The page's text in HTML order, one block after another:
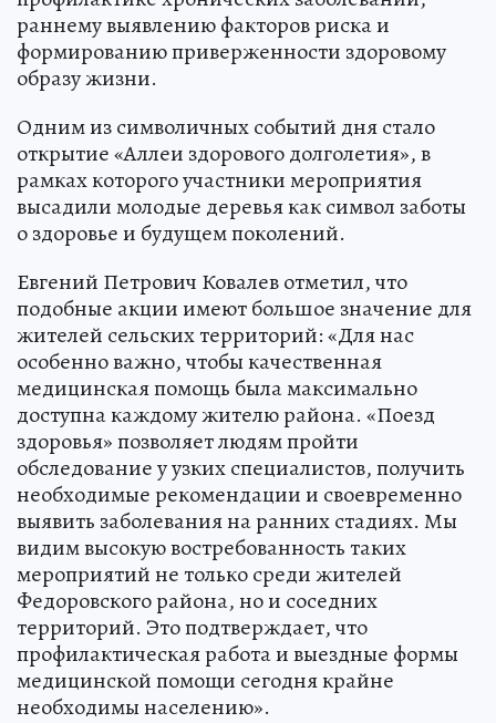
раннему выявлению факторов риска и
формированию приверженности здоровому
образу жизни.
Одним из символичных событий дня стало
открытие «Аллеи здорового долголетия», в
рамках которого участники мероприятия
высадили молодые деревья как символ заботы
о здоровье и будущем поколений.
Евгений Петрович Ковалев отметил, что
подобные акции имеют большое значение для
жителей сельских территорий: «Для нас
особенно важно, чтобы качественная
медицинская помощь была максимально
доступна каждому жителю района. «Поезд
здоровья» позволяет людям пройти
обследование у узких специалистов, получить
необходимые рекомендации и своевременно
выявить заболевания на ранних стадиях. Мы
видим высокую востребованность таких
мероприятий не только среди жителей
Федоровского района, но и соседних
территорий. Это подтверждает, что
профилактическая работа и выездные формы
медицинской помощи сегодня крайне
необходимы населению».